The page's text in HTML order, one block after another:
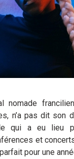
nomade
n’a pas dit son
qui a eu lieu
et
parfait pour une